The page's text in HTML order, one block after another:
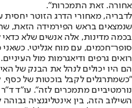
אחורה. זאת התמכרות".
לדבריה, מאחורי הדרג הזוטר
שנמצאים בראש הפירמידה הזאת,
בכמה מדינות, אלה אנשים שלא
סופר־חכמים, עם מוח אנליטי.
רואים גרפים ודיאגרמות מול
הם היו יכולים לנהל את הבנק של
"כשמתרגלים לקבל בוכטות של כסף,
נורמטיביים מתמכרים לזה". עו"ד
השילוב הזה, בין אינטליגנציה